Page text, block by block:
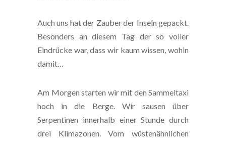
Auch uns hat der Zauber der Inseln gepackt.
Besonders an diesem Tag der so voller
Eindrücke war, dass wir kaum wissen, wohin
damit…
Am Morgen starten wir mit den Sammeltaxi
hoch in die Berge. Wir sausen über
Serpentinen innerhalb einer Stunde durch
drei Klimazonen. Vom wüstenähnlichen